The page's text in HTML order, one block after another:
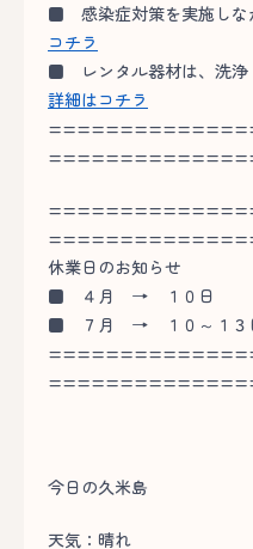
■ 感染症対策を実施し
コチラ
■ レンタル器材は、洗
詳細はコチラ
休業日のお知らせ
■ ４月 → １０日
■ ７月 → １０～１３
今日の久米島
天気：晴れ